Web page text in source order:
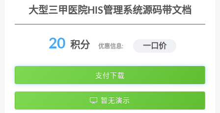
大型三甲医院HIS管理系统源码带文档
20 积分 优惠信息: 一口价
支付下载
暂无演示